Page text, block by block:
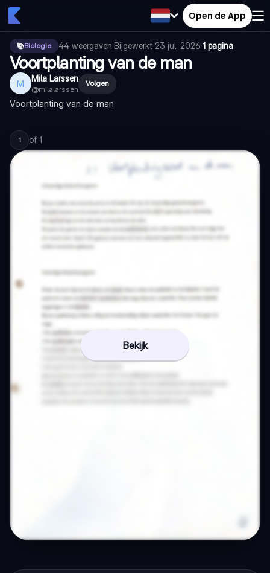
Open de App
Biologie 44 weergaven·Bijgewerkt 23 jul. 2026·1 pagina
Voortplanting van de man
M Mila Larssen
@milalarssen
Volgen
Voortplanting van de man
1 of 1
Bekijk